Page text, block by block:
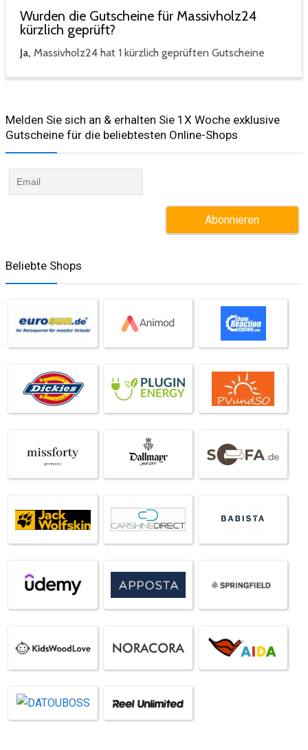
Wurden die Gutscheine für Massivholz24
kürzlich geprüft?
Ja, Massivholz24 hat 1 kürzlich geprüften Gutscheine
Melden Sie sich an & erhalten Sie 1X Woche exklusive
Gutscheine für die beliebtesten Online-Shops​
Beliebte Shops